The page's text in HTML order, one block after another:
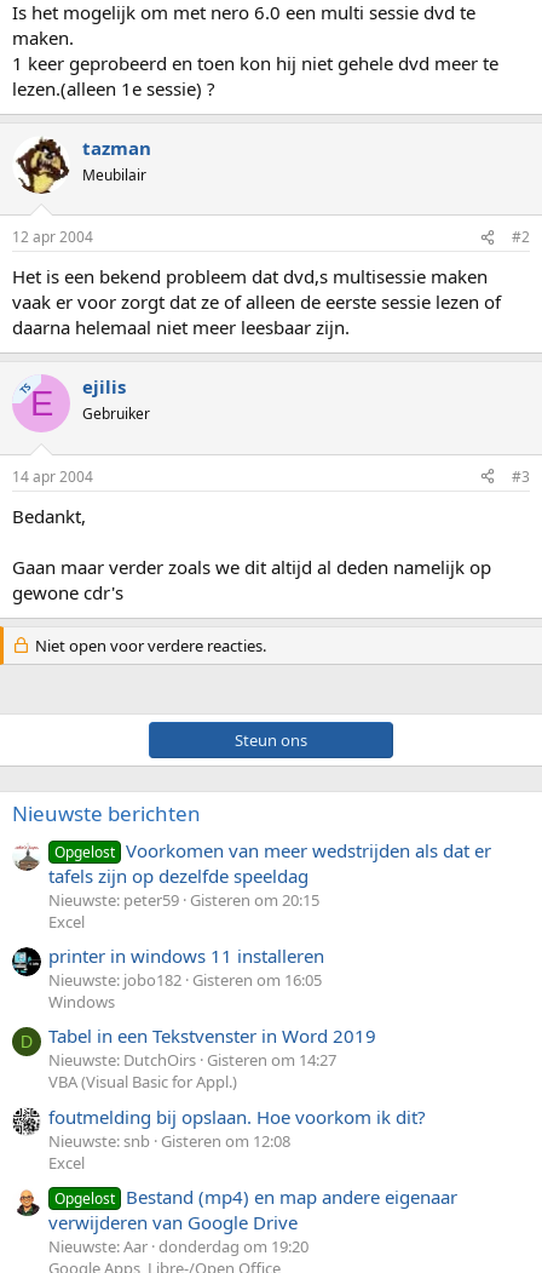
t
a
r
t
e
r
Is het mogelijk om met nero 6.0 een multi sessie dvd te
maken.
1 keer geprobeerd en toen kon hij niet gehele dvd meer te
lezen.(alleen 1e sessie) ?
tazman
Meubilair
12 apr 2004 #2
Het is een bekend probleem dat dvd,s multisessie maken
vaak er voor zorgt dat ze of alleen de eerste sessie lezen of
daarna helemaal niet meer leesbaar zijn.
TSE ejilis
Gebruiker
14 apr 2004 #3
Bedankt,
Gaan maar verder zoals we dit altijd al deden namelijk op
gewone cdr's
Niet open voor verdere reacties.
Steun ons
Nieuwste berichten
Opgelost Voorkomen van meer wedstrijden als dat er
tafels zijn op dezelfde speeldag
Nieuwste: peter59 Gisteren om 20:15
Excel
printer in windows 11 installeren
Nieuwste: jobo182 Gisteren om 16:05
Windows
D Tabel in een Tekstvenster in Word 2019
Nieuwste: DutchOirs Gisteren om 14:27
VBA (Visual Basic for Appl.)
foutmelding bij opslaan. Hoe voorkom ik dit?
Nieuwste: snb Gisteren om 12:08
Excel
Opgelost Bestand (mp4) en map andere eigenaar
verwijderen van Google Drive
Nieuwste: Aar donderdag om 19:20
Google Apps, Libre-/Open Office